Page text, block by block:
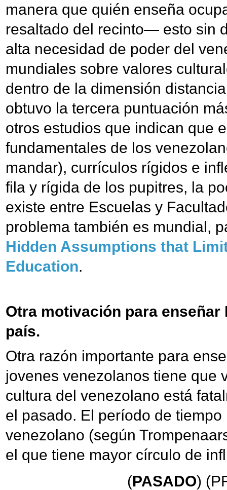
manera que quién enseña
resaltado del recinto— esto sin
alta necesidad de poder del
mundiales sobre valores
dentro de la dimensión
obtuvo la tercera puntuación
otros estudios que indican que
fundamentales de los
mandar), currículos rígidos e
fila y rígida de los pupitres, la
existe entre Escuelas y
problema también es mundial,
Hidden Assumptions that
Education.
Otra motivación para
país.
Otra razón importante para
jovenes venezolanos tiene que
cultura del venezolano está
el pasado. El período de
venezolano (según
el que tiene mayor círculo de
(PASADO)